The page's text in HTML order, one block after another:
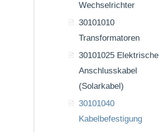
Wechselrichter
30101010
Transformatoren
30101025 Elektrische
Anschlusskabel
(Solarkabel)
30101040
Kabelbefestigung